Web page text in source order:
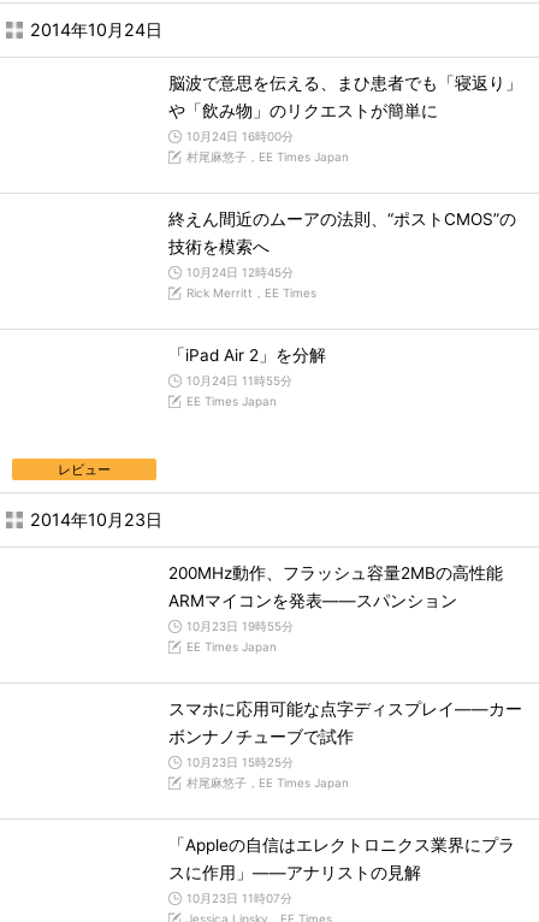
2014年10月24日
脳波で意思を伝える、まひ患者でも「寝返り」
や「飲み物」のリクエストが簡単に
10月24日 16時00分
村尾麻悠子，EE Times Japan
終えん間近のムーアの法則、“ポストCMOS”の
技術を模索へ
10月24日 12時45分
Rick Merritt，EE Times
レビュー
「iPad Air 2」を分解
10月24日 11時55分
EE Times Japan
2014年10月23日
200MHz動作、フラッシュ容量2MBの高性能
ARMマイコンを発表――スパンション
10月23日 19時55分
EE Times Japan
スマホに応用可能な点字ディスプレイ――カー
ボンナノチューブで試作
10月23日 15時25分
村尾麻悠子，EE Times Japan
「Appleの自信はエレクトロニクス業界にプラ
スに作用」――アナリストの見解
10月23日 11時07分
Jessica Lipsky，EE Times